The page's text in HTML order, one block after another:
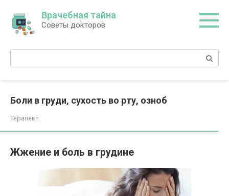
контенту
Врачебная тайна
Советы докторов
Поиск:
Боли в груди, сухость во рту, озноб
Терапевт
Жжение и боль в грудине